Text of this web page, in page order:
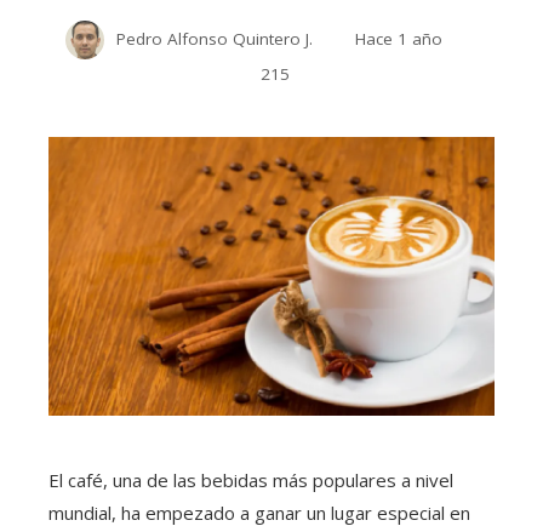
Pedro Alfonso Quintero J.
Hace 1 año
215
El café, una de las bebidas más populares a nivel
mundial, ha empezado a ganar un lugar especial en